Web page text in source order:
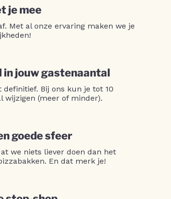
je mee
Met al onze ervaring maken we je
in jouw gastenaantal
Bij ons kun je tot 10
wijzigen (meer of minder).
goede sfeer
we niets liever doen dan het
En dat merk je!